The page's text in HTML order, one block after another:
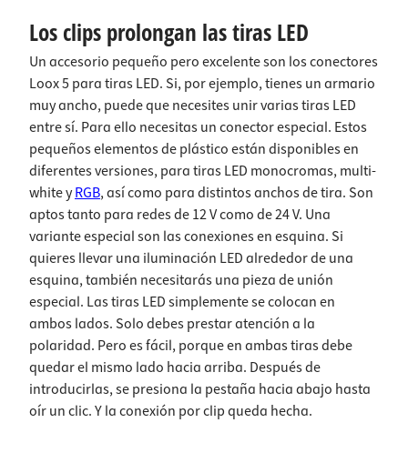
Los clips prolongan las tiras LED
Un accesorio pequeño pero excelente son los conectores
Loox 5 para tiras LED. Si, por ejemplo, tienes un armario
muy ancho, puede que necesites unir varias tiras LED
entre sí. Para ello necesitas un conector especial. Estos
pequeños elementos de plástico están disponibles en
diferentes versiones, para tiras LED monocromas, multi-
white yRGB, así como para distintos anchos de tira. Son
aptos tanto para redes de 12 V como de 24 V. Una
variante especial son las conexiones en esquina. Si
quieres llevar una iluminación LED alrededor de una
esquina, también necesitarás una pieza de unión
especial. Las tiras LED simplemente se colocan en
ambos lados. Solo debes prestar atención a la
polaridad. Pero es fácil, porque en ambas tiras debe
quedar el mismo lado hacia arriba. Después de
introducirlas, se presiona la pestaña hacia abajo hasta
oír un clic. Y la conexión por clip queda hecha.